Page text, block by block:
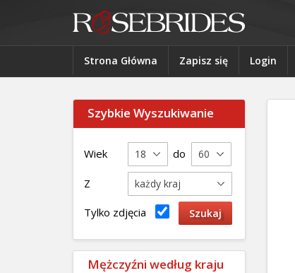
Strona Główna Zapisz się Login
Szybkie Wyszukiwanie
Wiek do
Z
Tylko zdjęcia
Mężczyźni według kraju